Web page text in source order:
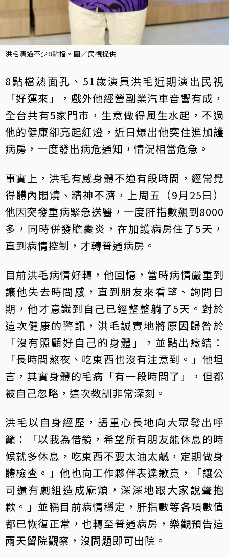
洪毛演過不少8點檔。圖／民視提供
8點檔熟面孔、51歲演員洪毛近期演出民視
「好運來」，戲外他經營副業汽車音響有成，
全台共有5家門市，生意做得風生水起，不過
他的健康卻亮起紅燈，近日爆出他突住進加護
病房，一度發出病危通知，情況相當危急。
事實上，洪毛有感身體不適有段時間，經常覺
得體內悶燒、精神不濟，上周五（9月25日）
他因突發重病緊急送醫，一度肝指數飆到8000
多，同時併發膽囊炎，在加護病房住了5天，
直到病情控制，才轉普通病房。
目前洪毛病情好轉，他回憶，當時病情嚴重到
讓他失去時間感，直到朋友來看望、詢問日
期，他才意識到自己已經整整躺了5天。對於
這次健康的警訊，洪毛誠實地將原因歸咎於
「沒有照顧好自己的身體」，並點出癥結：
「長時間熬夜、吃東西也沒有注意到。」他坦
言，其實身體的毛病「有一段時間了」，但都
被自己忽略，這次教訓非常深刻。
洪毛以自身經歷，語重心長地向大眾發出呼
籲：「以我為借鏡，希望所有朋友能休息的時
候就多休息，吃東西不要太油太鹹，定期做身
體檢查。」他也向工作夥伴表達歉意，「讓公
司還有劇組造成麻煩，深深地跟大家說聲抱
歉。」並稱目前病情穩定，肝指數等各項數值
都已恢復正常，也轉至普通病房，樂觀預告這
兩天留院觀察，沒問題即可出院。